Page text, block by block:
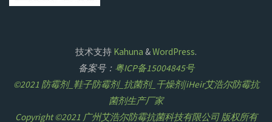
技术支持 Kahuna &WordPress.
备案号： 粤ICP备15004845号
©2021 防霉剂_鞋子防霉剂_抗菌剂_干燥剂|iHeir艾浩尔防霉抗
菌剂生产厂家
Copyright ©2021 广州艾浩尔防霉抗菌科技有限公司 版权所有